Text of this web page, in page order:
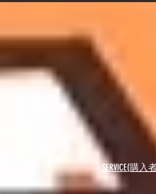
SERVICE(購